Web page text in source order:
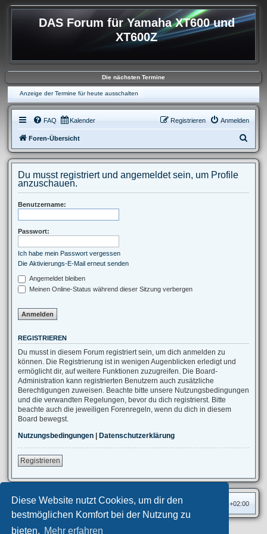
Diese Website nutzt Cookies, um dir den
bestmöglichen Komfort bei der Nutzung zu
bieten. Mehr erfahren
DAS Forum für Yamaha XT600 und
XT600Z
Die nächsten Termine
Anzeige der Termine für heute ausschalten
FAQ Kalender Anmelden
Registrieren
Foren-Übersicht
u
e
Du musst registriert und angemeldet sein, um Profile
anzuschauen.
Benutzername:
Passwort:
Ich habe mein Passwort vergessen
Die Aktivierungs-E-Mail erneut senden
Angemeldet bleiben
Meinen Online-Status während dieser Sitzung verbergen
REGISTRIEREN
Du musst in diesem Forum registriert sein, um dich anmelden zu
können. Die Registrierung ist in wenigen Augenblicken erledigt und
ermöglicht dir, auf weitere Funktionen zuzugreifen. Die Board-
Administration kann registrierten Benutzern auch zusätzliche
Berechtigungen zuweisen. Beachte bitte unsere Nutzungsbedingungen
und die verwandten Regelungen, bevor du dich registrierst. Bitte
beachte auch die jeweiligen Forenregeln, wenn du dich in diesem
Board bewegst.
Nutzungsbedingungen | Datenschutzerklärung
Registrieren
Foren-Übersicht Alle Zeiten sind UTC+02:00